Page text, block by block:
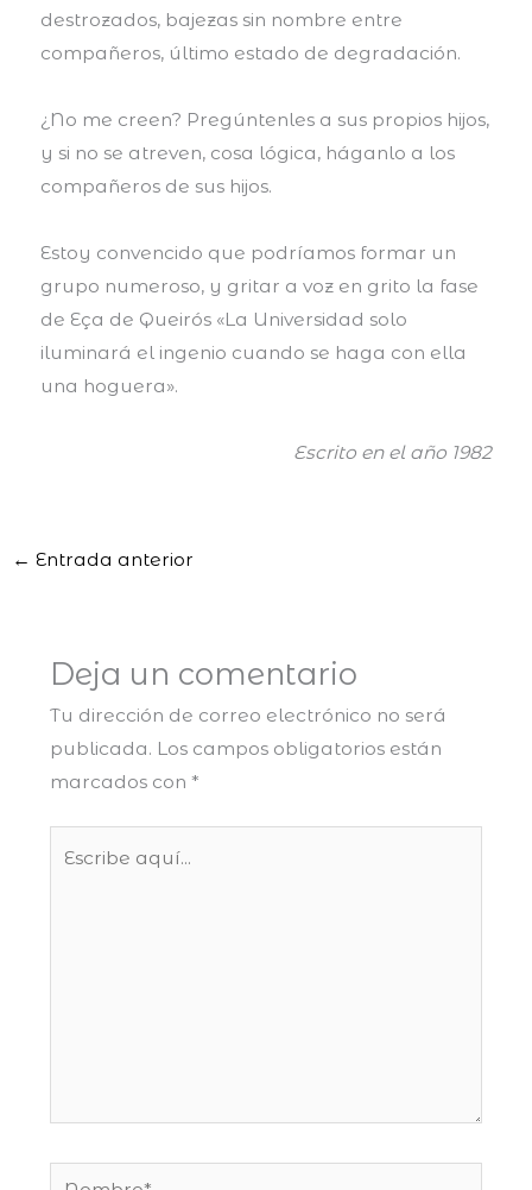
destrozados, bajezas sin nombre entre
compañeros, último estado de degradación.
¿No me creen? Pregúntenles a sus propios hijos,
y si no se atreven, cosa lógica, háganlo a los
compañeros de sus hijos.
Estoy convencido que podríamos formar un
grupo numeroso, y gritar a voz en grito la fase
de Eça de Queirós «La Universidad solo
iluminará el ingenio cuando se haga con ella
una hoguera».
Escrito en el año 1982
← Entrada anterior
Deja un comentario
Tu dirección de correo electrónico no será
publicada. Los campos obligatorios están
marcados con *
Nombre*